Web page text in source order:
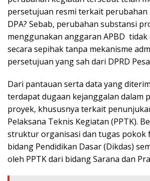
persetujuan resmi terkait perubahan
DPA? Sebab, perubahan substansi
menggunakan anggaran APBD
secara sepihak tanpa mekanisme
persetujuan yang sah dari DPRD
Dari pantauan serta data yang
terdapat dugaan kejanggalan dalam
proyek, khususnya terkait
Pelaksana Teknis Kegiatan (PPTK).
struktur organisasi dan tugas pokok
bidang Pendidikan Dasar (Dikdas)
oleh PPTK dari bidang Sarana dan